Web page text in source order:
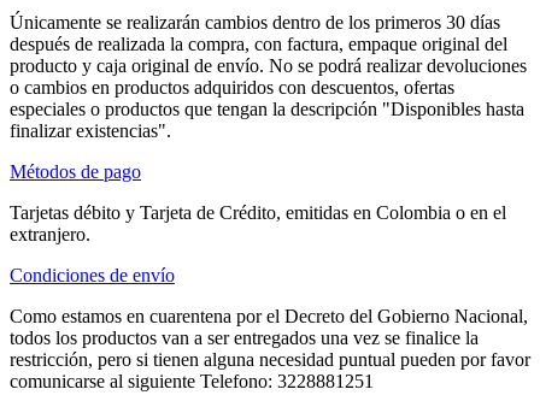
Únicamente se realizarán cambios dentro de los primeros 30 días
después de realizada la compra, con factura, empaque original del
producto y caja original de envío. No se podrá realizar devoluciones
o cambios en productos adquiridos con descuentos, ofertas
especiales o productos que tengan la descripción "Disponibles hasta
finalizar existencias".
Métodos de pago
Tarjetas débito y Tarjeta de Crédito, emitidas en Colombia o en el
extranjero.
Condiciones de envío
Como estamos en cuarentena por el Decreto del Gobierno Nacional,
todos los productos van a ser entregados una vez se finalice la
restricción, pero si tienen alguna necesidad puntual pueden por favor
comunicarse al siguiente Telefono: 3228881251